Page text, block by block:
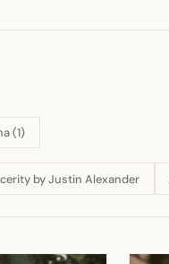
(1)
by Justin Alexander